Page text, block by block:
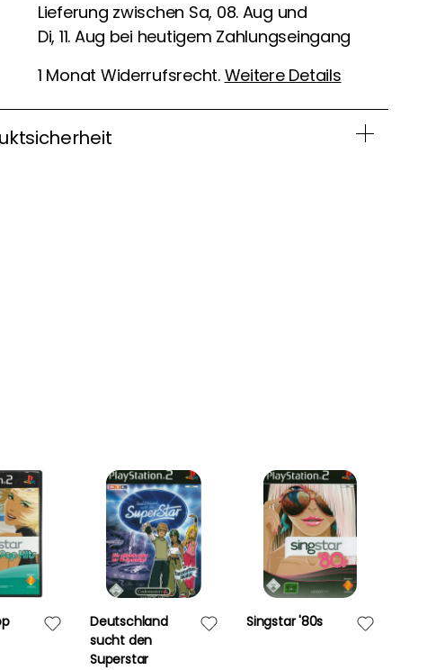
Lieferung zwischen Sa, 08. Aug und
Di, 11. Aug bei heutigem Zahlungseingang
1 Monat Widerrufsrecht. Weitere Details
Deutschland
sucht den
Superstar
Singstar '80s